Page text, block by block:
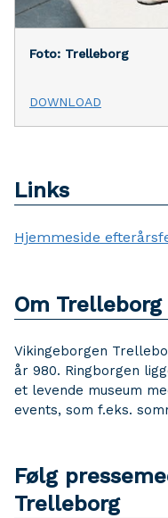
Foto: Trelleborg
DOWNLOAD
Links
Hjemmeside
Om Trelleborg
Vikingeborgen
år 980. Ringborgen
et levende museum
events, som f.eks.
Følg
Trelleborg